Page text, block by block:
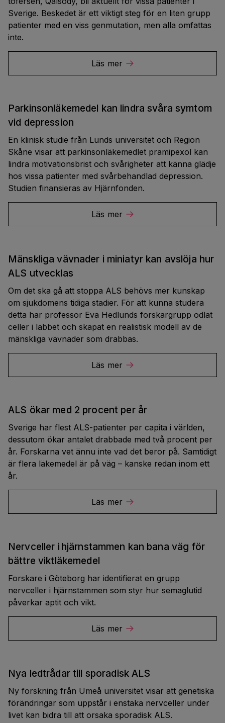
Sverige. Beskedet är ett viktigt steg för en liten grupp
patienter med en viss genmutation, men alla omfattas
inte.
Läs mer
Parkinsonläkemedel kan lindra svåra symtom
vid depression
En klinisk studie från Lunds universitet och Region
Skåne visar att parkinsonläkemedlet pramipexol kan
lindra motivationsbrist och svårigheter att känna glädje
hos vissa patienter med svårbehandlad depression.
Studien finansieras av Hjärnfonden.
Läs mer
Mänskliga vävnader i miniatyr kan avslöja hur
ALS utvecklas
Om det ska gå att stoppa ALS behövs mer kunskap
om sjukdomens tidiga stadier. För att kunna studera
detta har professor Eva Hedlunds forskargrupp odlat
celler i labbet och skapat en realistisk modell av de
mänskliga vävnader som drabbas.
Läs mer
ALS ökar med 2 procent per år
Sverige har flest ALS-patienter per capita i världen,
dessutom ökar antalet drabbade med två procent per
år. Forskarna vet ännu inte vad det beror på. Samtidigt
är flera läkemedel är på väg – kanske redan inom ett
år.
Läs mer
Nervceller i hjärnstammen kan bana väg för
bättre viktläkemedel
Forskare i Göteborg har identifierat en grupp
nervceller i hjärnstammen som styr hur semaglutid
påverkar aptit och vikt.
Läs mer
Nya ledtrådar till sporadisk ALS
Ny forskning från Umeå universitet visar att genetiska
förändringar som uppstår i enstaka nervceller under
livet kan bidra till att orsaka sporadisk ALS.